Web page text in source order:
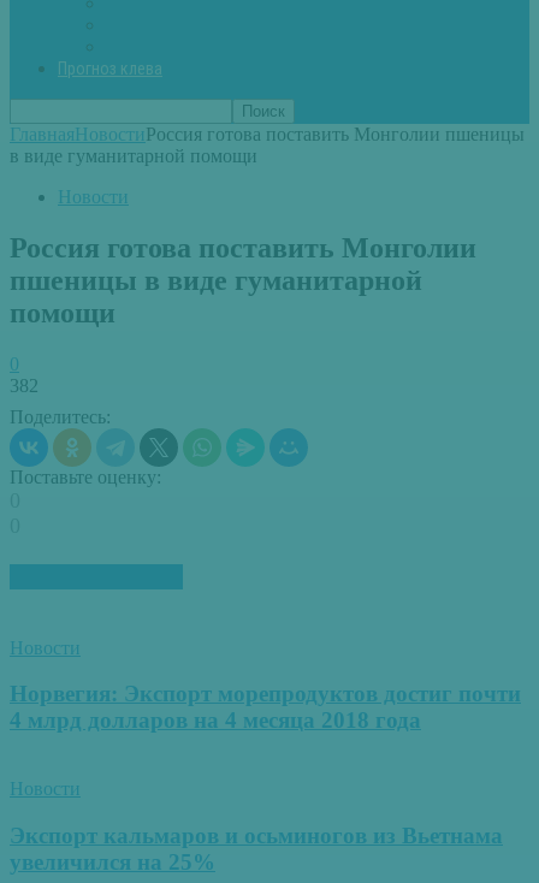
Прогноз клева
ГлавнаяНовостиРоссия готова поставить Монголии пшеницы
в виде гуманитарной помощи
Новости
Россия готова поставить Монголии
пшеницы в виде гуманитарной
помощи
0
382
Поделитесь:
Поставьте оценку:
Новости
Норвегия: Экспорт морепродуктов достиг почти
4 млрд долларов на 4 месяца 2018 года
Новости
Экспорт кальмаров и осьминогов из Вьетнама
увеличился на 25%